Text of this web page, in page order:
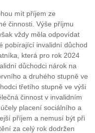
mít příjem ze
činnosti. Výše příjmu
vždy měla odpovídat
pobírající invalidní důchod
která pro rok 2024
důchodci nárok na
a druhého stupně ve
třetího stupně ve výši
činnost v invalidním
placení sociálního a
příjem a nemusí být při
za celý rok dodržen